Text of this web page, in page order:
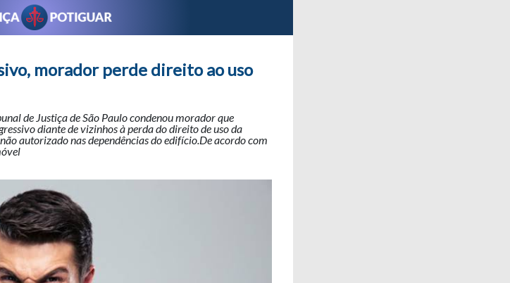
morador perde direito ao uso
de Justiça de São Paulo condenou morador que
diante de vizinhos à perda do direito de uso da
autorizado nas dependências do edifício.De acordo com